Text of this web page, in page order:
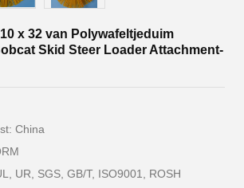
x 32 van Polywafeltjeduim
Skid Steer Loader Attachment-
China
UR, SGS, GB/T, ISO9001, ROSH